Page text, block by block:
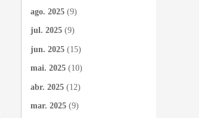
ago. 2025 (9)
jul. 2025 (9)
jun. 2025 (15)
mai. 2025 (10)
abr. 2025 (12)
mar. 2025 (9)